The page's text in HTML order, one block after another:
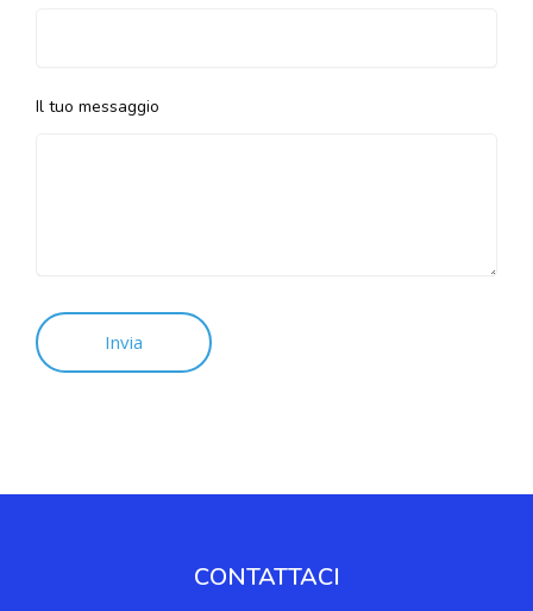
Il tuo messaggio
CONTATTACI